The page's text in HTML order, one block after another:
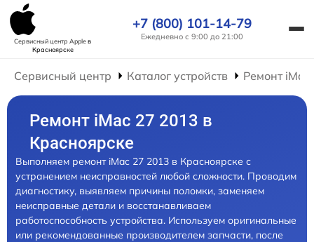
Сервисный центр Appleв
Красноярске
+7 (800) 101-14-79
Ежедневно с 9:00 до 21:00
Сервисный центр Каталог устройств Ремонт iMac
Ремонт iMac 27 2013 в
Красноярске
Выполняем ремонт iMac 27 2013 в Красноярске с
устранением неисправностей любой сложности. Проводим
диагностику, выявляем причины поломки, заменяем
неисправные детали и восстанавливаем
работоспособность устройства. Используем оригинальные
или рекомендованные производителем запчасти, после